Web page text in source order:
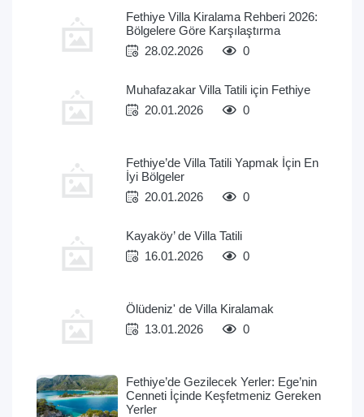
Fethiye Villa Kiralama Rehberi 2026:
Bölgelere Göre Karşılaştırma
28.02.2026
0
Muhafazakar Villa Tatili için Fethiye
20.01.2026
0
Fethiye’de Villa Tatili Yapmak İçin En
İyi Bölgeler
20.01.2026
0
Kayaköy’ de Villa Tatili
16.01.2026
0
Ölüdeniz' de Villa Kiralamak
13.01.2026
0
Fethiye’de Gezilecek Yerler: Ege’nin
Cenneti İçinde Keşfetmeniz Gereken
Yerler